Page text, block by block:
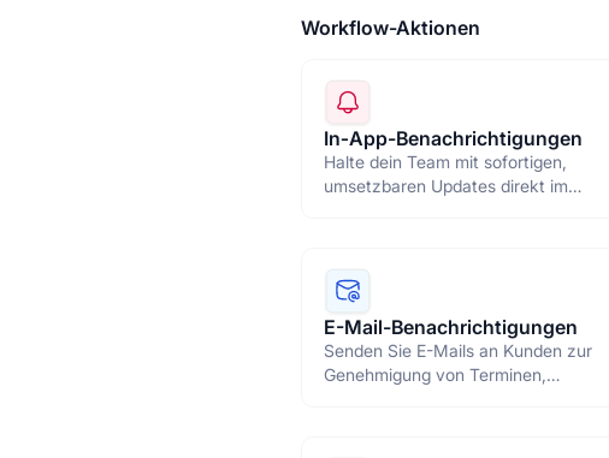
Links.
Workflow-Aktionen
In‑App-Benachrichtigungen
Halte dein Team mit sofortigen,
umsetzbaren Updates direkt im
E-Mail-Benachrichtigungen
Senden Sie E-Mails an Kunden zur
Genehmigung von Terminen,